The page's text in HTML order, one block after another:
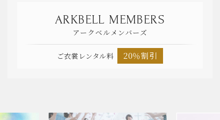
ARKBELL MEMBERS
アークベルメンバーズ
ご衣裳レンタル料 20％割引